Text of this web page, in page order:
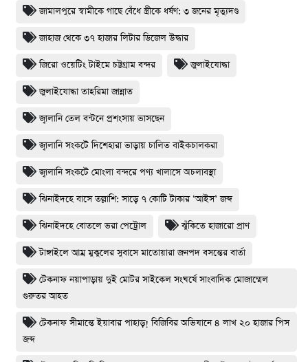
জামালপুরে স্বামীকে গাছে বেঁধে স্ত্রীকে ধর্ষণ: ৩ জনের মৃত্যুদণ্ড
জাহাজ থেকে ৩৭ হাজার লিটার ডিজেল উদ্ধার
জিরো ওয়েটিং টাইমে চট্টগ্রাম বন্দর জুলাইযোদ্ধা
জুলাইযোদ্ধা তাহরিমা জান্নাত
জ্বালানি তেল বন্টনে প্রশংসায় ভাসছেন
জ্বালানি সংকটে দিশেহারা ভাড়ায় চালিত বাইকচালকরা
জ্বালানি সংকটে মোংলা বন্দরে পণ্য খালাসে অচলাবস্থা
ঝিনাইদহে বাসে তল্লাশি: সাড়ে ৭ কোটি টাকার ‘আইস’ জব্দ
ঝিনাইদহে বোতলে ভরা পেট্রোল ঝুঁকিতে হাজারো প্রাণ
টাঙ্গাইলে আম্র মুকুলের সুবাসে মাতোয়ারা জনপদ বসন্তের বার্তা
টেকনাফ নয়াপাড়ায় দুই মোটর সাইকেল সংঘর্ষে সাংবাদিক মোজাম্মেল
গুরুতর আহত
টেকনাফ সীমান্তে ইয়াবার পাহাড়! বিজিবির অভিযানে ৪ লাখ ২০ হাজার পিস
জব্দ